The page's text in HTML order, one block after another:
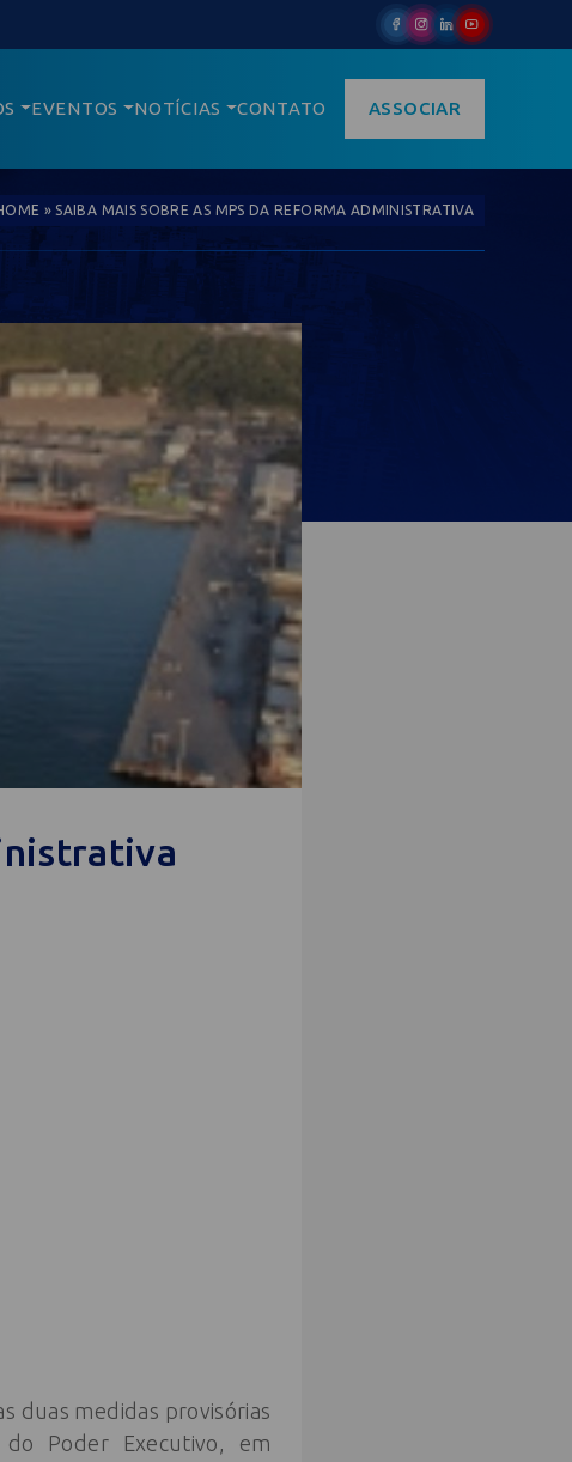
EVENTOS NOTÍCIAS CONTATO ASSOCIAR
» SAIBA MAIS SOBRE AS MPS DA REFORMA ADMINISTRATIVA
duas medidas provisórias
Poder Executivo, em